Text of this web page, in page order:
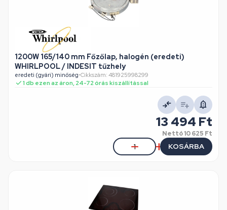
1200W 165/140 mm Főzőlap, halogén (eredeti)
WHIRLPOOL / INDESIT tűzhely
eredeti (gyári) minőség•Cikkszám: 481925998299
1 db ezen az áron, 24-72 órás kiszállítással
13 494 Ft
Nettó10 625 Ft
KOSÁRBA